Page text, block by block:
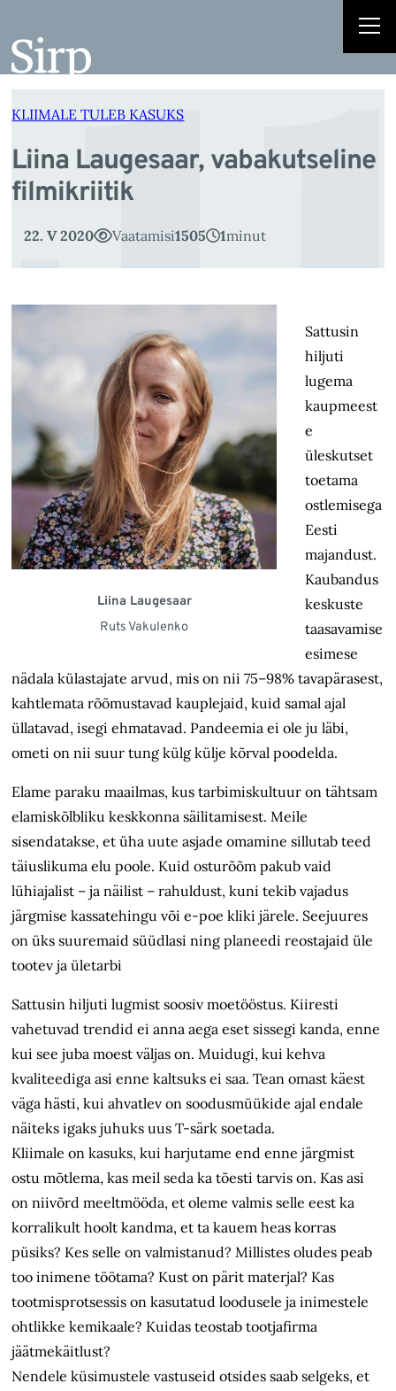
juurde
KLIIMALE TULEB KASUKS
Liina Laugesaar, vabakutseline
filmikriitik
22. V 2020 Vaatamisi1505 1minut
Liina Laugesaar
Ruts Vakulenko
Sattusin
hiljuti
lugema
kaupmeest
e
üleskutset
toetama
ostlemisega
Eesti
majandust.
Kaubandus
keskuste
taasavamise
esimese
nädala külastajate arvud, mis on nii 75–98% tavapärasest,
kahtlemata rõõmustavad kauplejaid, kuid samal ajal
üllatavad, isegi ehmatavad. Pandeemia ei ole ju läbi,
ometi on nii suur tung külg külje kõrval poodelda.
Elame paraku maailmas, kus tarbimis­kultuur on tähtsam
elamiskõlbliku keskkonna säilitamisest. Meile
sisendatakse, et üha uute asjade omamine sillutab teed
täiuslikuma elu poole. Kuid osturõõm pakub vaid
lühiajalist – ja näilist – rahuldust, kuni tekib vajadus
järgmise kassatehingu või e-poe kliki järele. Seejuures
on üks suuremaid süüdlasi ning planeedi reostajaid üle
tootev ja ületarbi
Sattusin hiljuti lugmist soosiv moetööstus. Kiiresti
vahetuvad trendid ei anna aega eset sissegi kanda, enne
kui see juba moest väljas on. Muidugi, kui kehva
kvaliteediga asi enne kaltsuks ei saa. Tean omast käest
väga hästi, kui ahvatlev on soodusmüükide ajal endale
näiteks igaks juhuks uus T-särk soetada.
Kliimale on kasuks, kui harjutame end enne järgmist
ostu mõtlema, kas meil seda ka tõesti tarvis on. Kas asi
on niivõrd meeltmööda, et oleme valmis selle eest ka
korralikult hoolt kandma, et ta kauem heas korras
püsiks? Kes selle on valmistanud? Millistes oludes peab
too inimene töötama? Kust on pärit materjal? Kas
tootmisprotsessis on kasutatud loodusele ja inimestele
ohtlikke kemikaale? Kuidas teostab tootjafirma
jäätmekäitlust?
Nendele küsimustele vastuseid otsides saab selgeks, et